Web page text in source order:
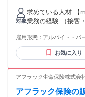
たの”らしく働く”
与の支給可能性有
（休日の場合前営
対象
求めている人材 【
業務の経験 （接客
面〉 ・専用システ
用しての社内チャ
※Excel・Word・
が好き・得意な方
経験のある方 ・人
雇用形態： アルバイト・パ
お気に入り
アフラック生命保険株式会
アフラック保険の